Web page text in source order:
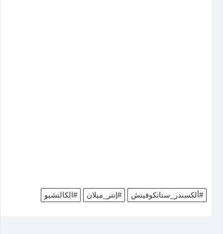
#الكالتشيو #إنتر_ميلان #ألكسندر_ستانكوفيتش